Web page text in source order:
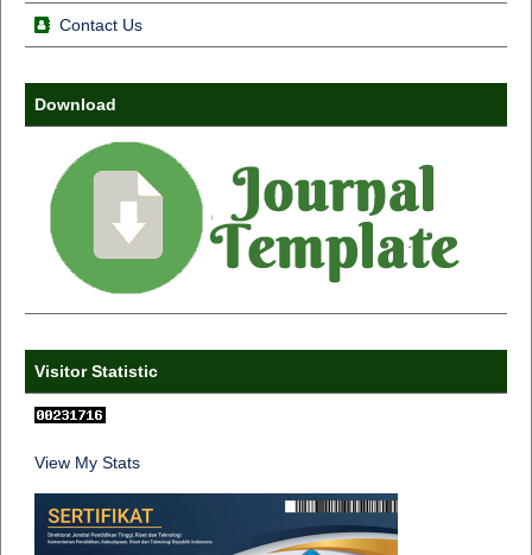
Contact Us
Download
Visitor Statistic
View My Stats